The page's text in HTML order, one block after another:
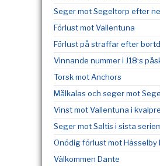
Seger mot Segeltorp efter
Förlust mot Vallentuna
Förlust på straffar efter
Vinnande nummer i J18:s
Torsk mot Anchors
Målkalas och seger mot
Vinst mot Vallentuna i
Seger mot Saltis i sista
Onödig förlust mot Hässelby
Välkommen Dante